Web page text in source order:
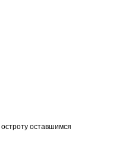
оставшимся